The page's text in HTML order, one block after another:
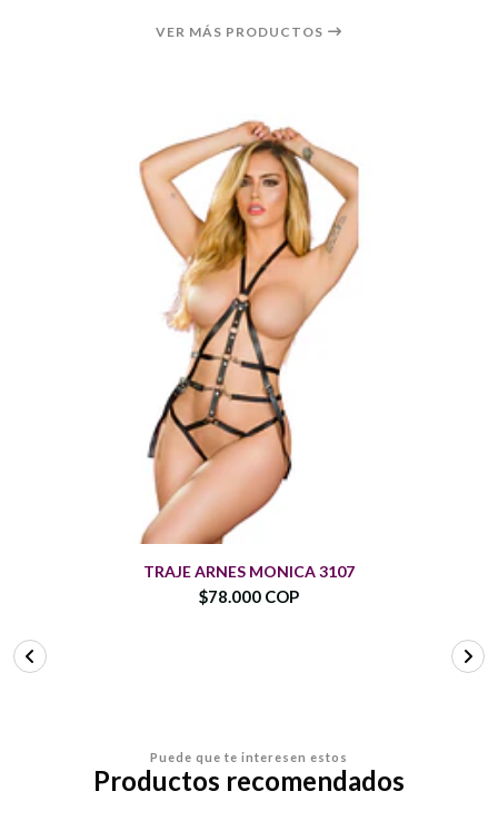
VER MÁS PRODUCTOS
TRAJE ARNES MONICA 3107
$78.000 COP
Puede que te interesen estos
Productos recomendados